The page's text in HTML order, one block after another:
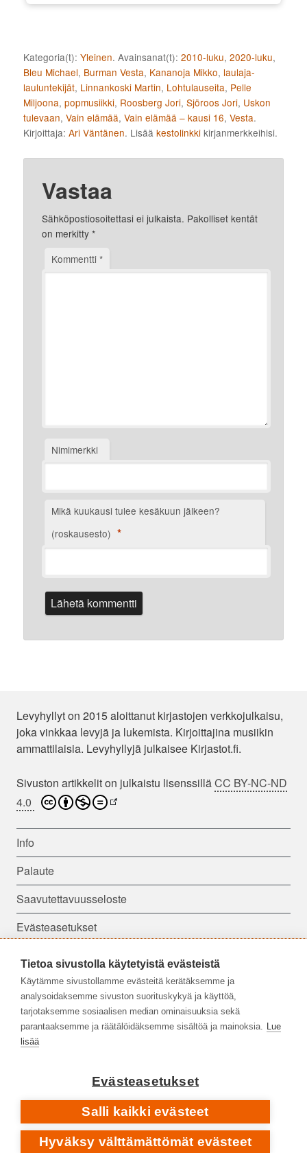
Kategoria(t):Yleinen. Avainsanat(t):2010-luku,2020-luku,
Bleu Michael, Burman Vesta, Kananoja Mikko, laulaja-
lauluntekijät, Linnankoski Martin, Lohtulauseita, Pelle
Miljoona,popmusiikki, Roosberg Jori,Sjöroos Jori, Uskon
tulevaan,Vain elämää,Vain elämää – kausi 16,Vesta.
Kirjoittaja:Ari Väntänen. Lisääkestolinkki kirjanmerkkeihisi.
Vastaa
Sähköpostiosoitettasi ei julkaista. Pakolliset kentät
on merkitty*
Kommentti*
Nimimerkki
Mikä kuukausi tulee kesäkuun jälkeen?
(roskausesto) *
Levyhyllyt on 2015 aloittanut kirjastojen verkkojulkaisu,
joka vinkkaa levyjä ja lukemista. Kirjoittajina musiikin
ammattilaisia. Levyhyllyjä julkaisee Kirjastot.fi.
Sivuston artikkelit on julkaistu lisenssilläCC BY-NC-ND
4.0
Info
Palaute
Saavutettavuusseloste
Evästeasetukset
Seuraa meitä:
Tietoa sivustolla käytetyistä evästeistä
Käytämme sivustollamme evästeitä kerätäksemme ja
analysoidaksemme sivuston suorituskykyä ja käyttöä,
tarjotaksemme sosiaalisen median ominaisuuksia sekä
parantaaksemme ja räätälöidäksemme sisältöä ja mainoksia. Lue
lisää
Evästeasetukset
Salli kaikki evästeet
Hyväksy välttämättömät evästeet